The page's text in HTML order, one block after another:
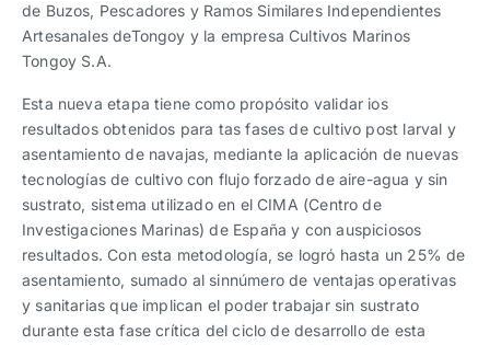
de Buzos, Pescadores y Ramos Similares Independientes
Artesanales deTongoy y la empresa Cultivos Marinos
Tongoy S.A.
Esta nueva etapa tiene como propósito validar ios
resultados obtenidos para tas fases de cultivo post larval y
asentamiento de navajas, mediante la aplicación de nuevas
tecnologías de cultivo con flujo forzado de aire-agua y sin
sustrato, sistema utilizado en el CIMA (Centro de
Investigaciones Marinas) de España y con auspiciosos
resultados. Con esta metodología, se logró hasta un 25% de
asentamiento, sumado al sinnúmero de ventajas operativas
y sanitarias que implican el poder trabajar sin sustrato
durante esta fase crítica del ciclo de desarrollo de esta